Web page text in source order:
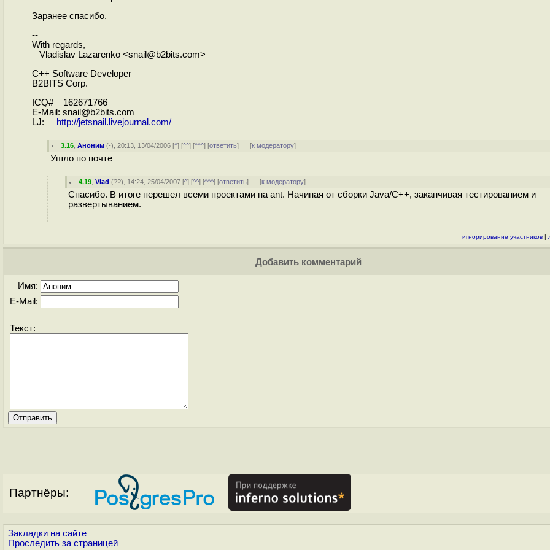
Заранее спасибо.
--
With regards,
Vladislav Lazarenko <snail@b2bits.com>
C++ Software Developer
B2BITS Corp.
ICQ# 162671766
E-Mail: snail@b2bits.com
LJ: http://jetsnail.livejournal.com/
3.16 ,Аноним (-), 20:13, 13/04/2006 [^] [^^] [^^^] [ответить] [к модератору]
Ушло по почте
4.19 ,Vlad (??), 14:24, 25/04/2007 [^] [^^] [^^^] [ответить] [к модератору]
Спасибо. В итоге перешел всеми проектами на ant. Начиная от сборки Java/C++, заканчивая тестированием и
развертыванием.
игнорирование участников |
Добавить комментарий
Имя:
E-Mail:
Текст:
Партнёры:
Закладки на сайте
Проследить за страницей